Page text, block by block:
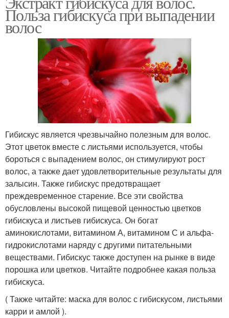
Польза гибискуса при выпадении
волос
Гибискус является чрезвычайно полезным для волос.
Этот цветок вместе с листьями используется, чтобы
бороться с выпадением волос, он стимулируют рост
волос, а также дает удовлетворительные результаты для
залысин. Также гибискус предотвращает
преждевременное старение. Все эти свойства
обусловлены высокой пищевой ценностью цветков
гибискуса и листьев гибискуса. Он богат
аминокислотами, витамином А, витамином С и альфа-
гидрокислотами наряду с другими питательными
веществами. Гибискус также доступен на рынке в виде
порошка или цветков. Читайте подробнее какая польза
гибискуса.
( Также читайте: маска для волос с гибискусом, листьями
карри и амлой ).